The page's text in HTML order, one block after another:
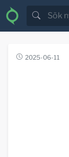
2025-06-11